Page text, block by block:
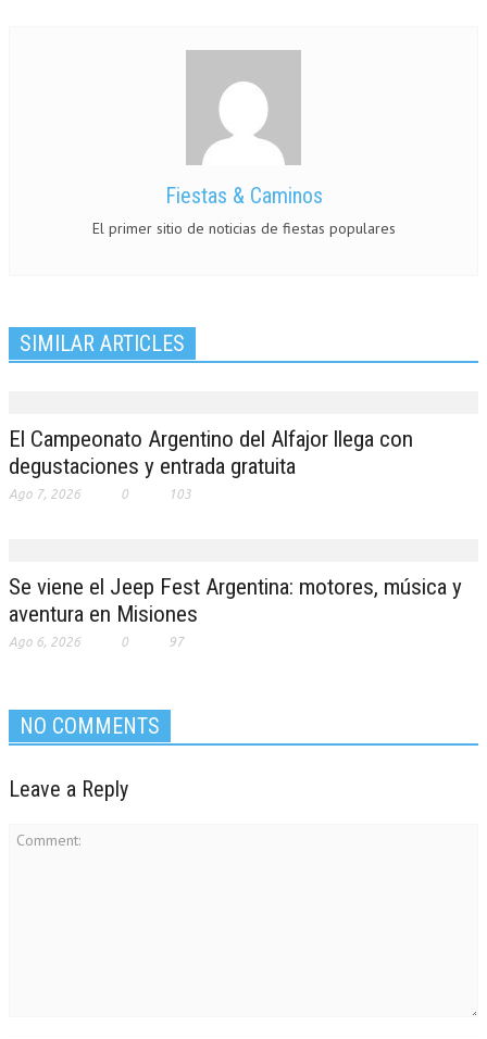
Fiestas & Caminos
El primer sitio de noticias de fiestas populares
SIMILAR ARTICLES
El Campeonato Argentino del Alfajor llega con
degustaciones y entrada gratuita
Ago 7, 2026 0 103
Se viene el Jeep Fest Argentina: motores, música y
aventura en Misiones
Ago 6, 2026 0 97
NO COMMENTS
Leave a Reply